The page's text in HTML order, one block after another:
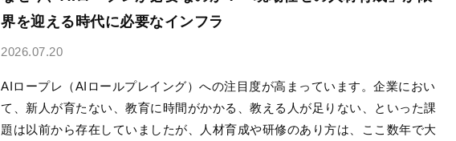
界を迎える時代に必要なインフラ
2026.07.20
AIロープレ（AIロールプレイング）への注目度が高まっています。企業におい
て、新人が育たない、教育に時間がかかる、教える人が足りない、といった課
題は以前から存在していましたが、人材育成や研修のあり方は、ここ数年で大